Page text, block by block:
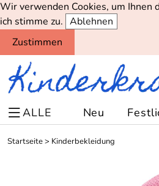
Wir verwenden Cookies, um Ihnen
ich stimme zu. Ablehnen
Zustimmen
ALLE Neu
Startseite> Kinderbekleidung